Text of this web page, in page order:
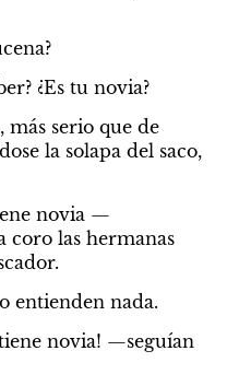
¿Es tu novia?
más serio que de
la solapa del saco,
novia —
coro las hermanas
entienden nada.
novia! —seguían